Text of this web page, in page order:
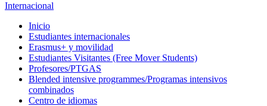
Internacional
Inicio
Estudiantes internacionales
Erasmus+ y movilidad
Estudiantes Visitantes (Free Mover Students)
Profesores/PTGAS
Blended intensive programmes/Programas intensivos
combinados
Centro de idiomas